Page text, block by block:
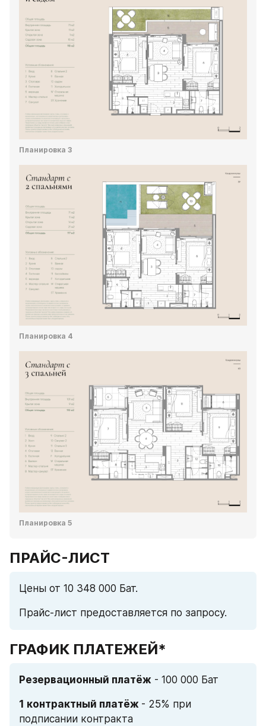
Планировка 3
Планировка 4
Планировка 5
ПРАЙС-ЛИСТ
Цены от 10 348 000 Бат.
Прайс-лист предоставляется по запросу.
ГРАФИК ПЛАТЕЖЕЙ*
Резервационный платёж - 100 000 Бат
1 контрактный платёж - 25% при
подписании контракта